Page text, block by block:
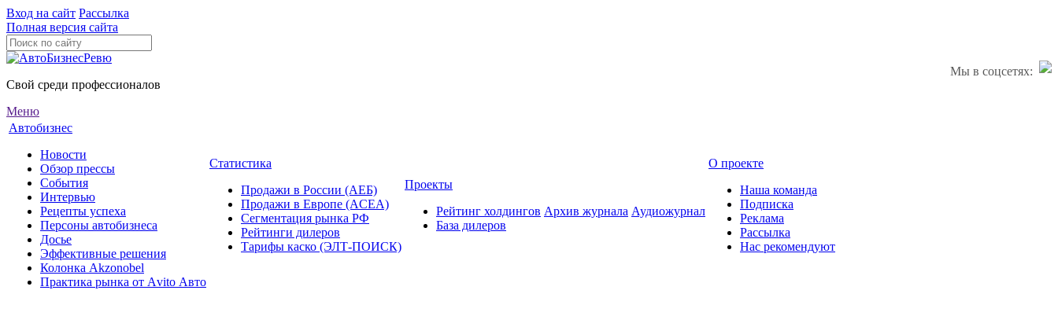
Вход на сайт Рассылка
Полная версия сайта
Мы в соцсетях:
Свой среди профессионалов
Меню
Автобизнес
Новости
Обзор прессы
События
Интервью
Рецепты успеха
Персоны автобизнеса
Досье
Эффективные решения
Колонка Akzonobel
Практика рынка от Аvito Авто
Статистика
Продажи в России (АЕБ)
Продажи в Европе (ACEA)
Сегментация рынка РФ
Рейтинги дилеров
Тарифы каско (ЭЛТ-ПОИСК)
Проекты
Рейтинг холдингов
База дилеров
Архив журнала Аудиожурнал
О проекте
Наша команда
Подписка
Реклама
Рассылка
Нас рекомендуют